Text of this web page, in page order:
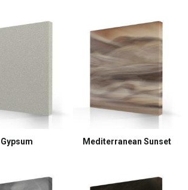
Gypsum Mediterranean Sunset